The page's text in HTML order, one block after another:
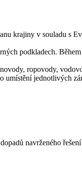
krajiny v souladu s
podkladech. Během
ropovody,
umístění jednotlivých
navrženého